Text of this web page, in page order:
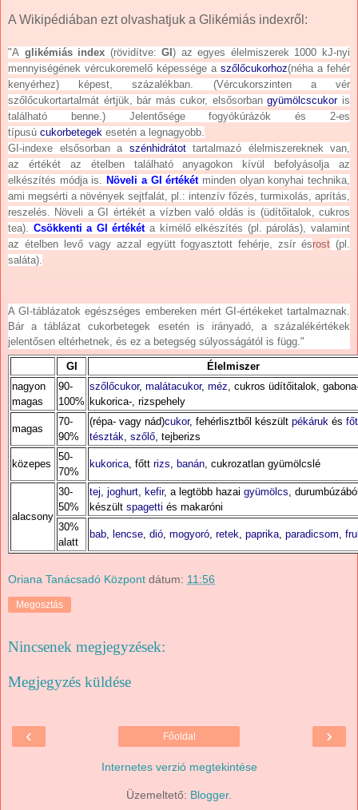
A Wikipédiában ezt olvashatjuk a Glikémiás indexről:
"A glikémiás index (rövidítve:GI) az egyes élelmiszerek 1000 kJ-nyi
mennyiségének vércukoremelő képessége a szőlőcukorhoz(néha a fehér
kenyérhez) képest, százalékban. (Vércukorszinten a vér
szőlőcukortartalmát értjük, bár más cukor, elsősorbangyümölcscukor is
található benne.) Jelentősége fogyókúrázók és 2-es
típusú cukorbetegek esetén a legnagyobb.
GI-indexe elsősorban a szénhidrátottartalmazó élelmiszereknek van,
az értékét az ételben található anyagokon kívül befolyásolja az
elkészítés módja is.
Növeli a GI értékétminden olyan konyhai technika,
ami megsérti a növények sejtfalát, pl.: intenzív főzés, turmixolás, aprítás,
reszelés. Növeli a GI értékét a vízben való oldás is (üdítőitalok, cukros
tea). Csökkenti a GI értékéta kímélő elkészítés (pl. párolás), valamint
az ételben levő vagy azzal együtt fogyasztott fehérje, zsír ésrost (pl.
saláta).
A GI-táblázatok egészséges embereken mért GI-értékeket tartalmaznak.
Bár a táblázat cukorbetegek esetén is irányadó, a százalékértékek
jelentősen eltérhetnek, és ez a betegség súlyosságától is függ."
GI
Élelmiszer
nagyon
magas
90-
100%
szőlőcukor, malátacukor, méz , cukros üdítőitalok,
kukorica-, rizspehely
magas
70-
90%
(répa- vagy nád)cukor, fehérlisztből készült pékáruk és
tészták szőlő , tejberizs
közepes
50-
70%
kukorica , főtt rizs banán , cukrozatlan gyümölcslé
alacsony
30-
50%
tej joghurt kefir, a legtöbb hazai gyümölcs ,
készült spagetti és makaróni
30%
alatt
bab lencse dió mogyoró retek paprika paradicsom
Oriana Tanácsadó Központ dátum: 11:56
Megosztás
Nincsenek megjegyzések:
Megjegyzés küldése
‹ ›
Főoldal
Internetes verzió megtekintése
Üzemeltető: Blogger.